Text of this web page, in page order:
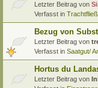
Letzter Beitrag von
Verfasst in
Bezug von
Letzter Beitrag von
Verfasst in Saatgut/
Hortus du
Letzter Beitrag von